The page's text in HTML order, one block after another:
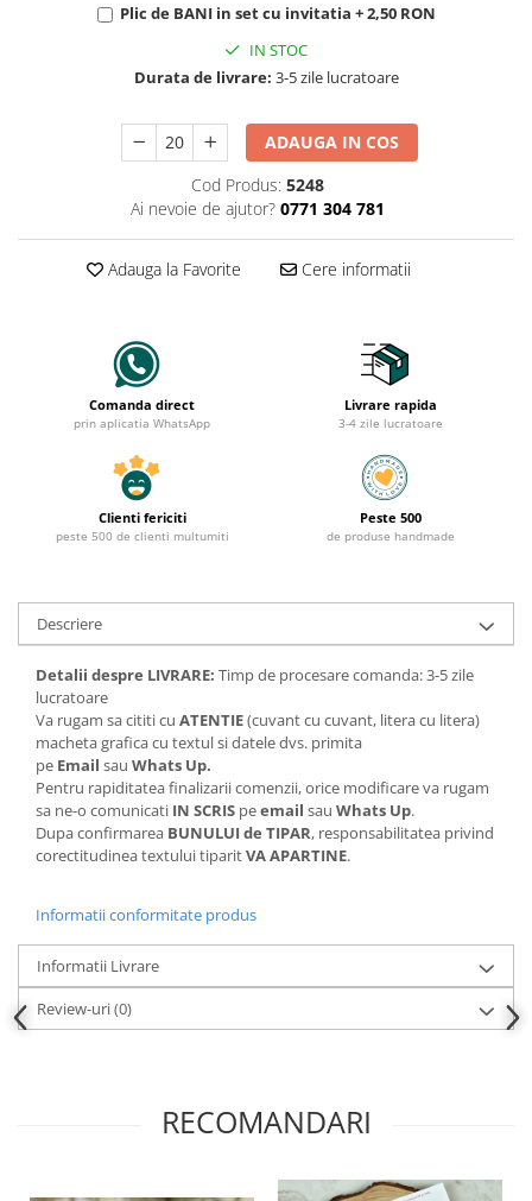
Plic de BANI in set cu invitatia + 2,50 RON
IN STOC
Durata de livrare: 3-5 zile lucratoare
ADAUGA IN COS
Cod Produs: 5248
Ai nevoie de ajutor? 0771 304 781
Adauga la Favorite Cere informatii
Comanda direct
prin aplicatia WhatsApp
Livrare rapida
3-4 zile lucratoare
Clienti fericiti
peste 500 de clienti multumiti
Peste 500
de produse handmade
Descriere
Detalii despre LIVRARE: Timp de procesare comanda: 3-5 zile
lucratoare
Va rugam sa cititi cu ATENTIE(cuvant cu cuvant, litera cu litera)
macheta grafica cu textul si datele dvs. primita
pe Email sau Whats Up.
Pentru rapiditatea finalizarii comenzii, orice modificare va rugam
sa ne-o comunicati IN SCRIS peemail sau Whats Up.
Dupa confirmarea BUNULUI de TIPAR, responsabilitatea privind
corectitudinea textului tiparitVA APARTINE.
Informatii conformitate produs
Informatii Livrare
Review-uri(0)
RECOMANDARI